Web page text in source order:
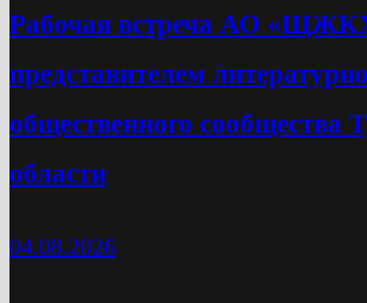
Рабочая встреча АО
представителем
общественного сообщества
области
04.08.2026